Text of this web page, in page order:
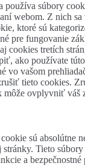
používa súbory
webom. Z nich
ktoré sú
pre fungovanie
cookies tretích
ako používate
vo vašom
tieto cookies.
môže ovplyvniť váš
sú absolútne
Tieto
a